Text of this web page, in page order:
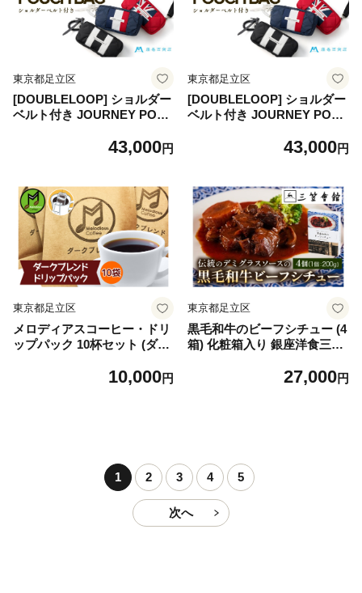
東京都足立区
[DOUBLELOOP] ショルダー
ベルト付き JOURNEY POU
藤巻百貨店 ショルダーバッグ
43,000円
東京都足立区
[DOUBLELOOP] ショルダー
ベルト付き JOURNEY POU
ン｜藤巻百貨店 ショルダーバ
43,000円
東京都足立区
メロディアスコーヒー・ドリ
ップパック 10杯セット (ダー
10,000円
東京都足立区
黒毛和牛のビーフシチュー (4
箱) 化粧箱入り 銀座洋食三笠
27,000円
1 2 3 4 5
次へ